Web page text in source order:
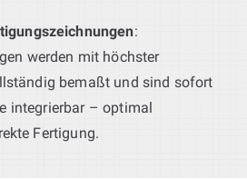
:
werden mit höchster
bemaßt und sind sofort
integrierbar – optimal
Fertigung.